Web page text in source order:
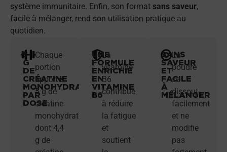
système immunitaire. Enfin, son format sans saveur,
facile à mélanger, rend son utilisation pratique au
quotidien.
5
G
DE
CRÉATINE
MONOHYDRATE
PAR
DOSE
Chaque
portion
apporte
5 g de
créatine
monohydrate,
dont 4,4
g de
UNE
FORMULE
ENRICHIE
EN
VITAMINE
B6
La
vitamine
B6
contribue
à réduire
la fatigue
et
soutient
SANS
SAVEUR
ET
FACILE
À
MÉLANGER
La
poudre
se
dissout
facilement
et ne
modifie
pas